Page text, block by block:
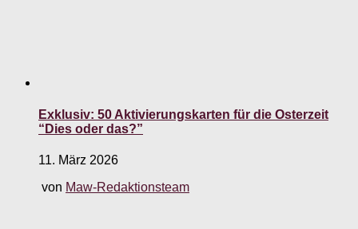
Exklusiv: 50 Aktivierungskarten für die Osterzeit
“Dies oder das?”
11. März 2026
von Maw-Redaktionsteam